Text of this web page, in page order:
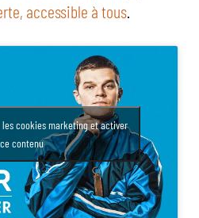
accessible à tous.
cookies marketing et activer
ce contenu